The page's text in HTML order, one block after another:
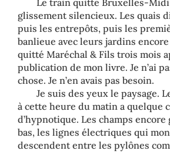
Le train quitte Bruxelles-
glissement silencieux. Les quais
puis les entrepôts, puis les
banlieue avec leurs jardins encore
quitté Maréchal & Fils trois mois
publication de mon livre. Je n’ai
chose. Je n’en avais pas besoin.
Je suis des yeux le paysage.
à cette heure du matin a quelque
d’hypnotique. Les champs
bas, les lignes électriques qui
descendent entre les pylônes